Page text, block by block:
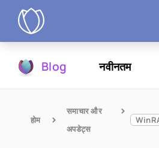
आज़माएं
Blog नवीनतम
होम
समाचार और
अपडेट्स